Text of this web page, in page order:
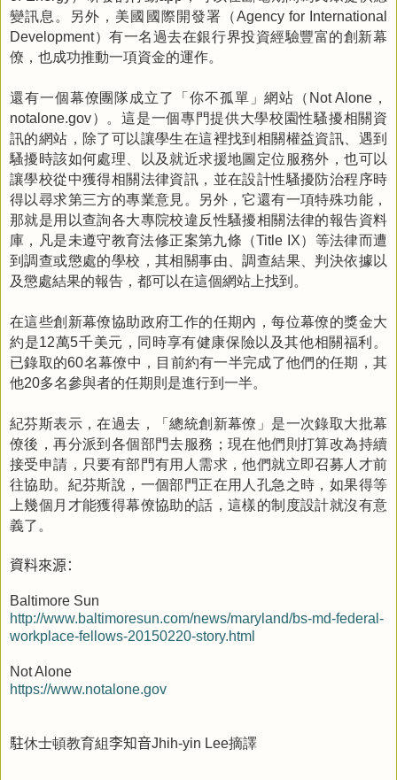
變訊息。另外，美國國際開發署（Agency for International
Development）有一名過去在銀行界投資經驗豐富的創新幕
僚，也成功推動一項資金的運作。
還有一個幕僚團隊成立了「你不孤單」網站（ Not Alone ，
notalone.gov）。這是一個專門提供大學校園性騷擾相關資
訊的網站，除了可以讓學生在這裡找到相關權益資訊、遇到
騷擾時該如何處理、以及就近求援地圖定位服務外，也可以
讓學校從中獲得相關法律資訊，並在設計性騷擾防治程序時
得以尋求第三方的專業意見。另外，它還有一項特殊功能，
那就是用以查詢各大專院校違反性騷擾相關法律的報告資料
庫，凡是未遵守教育法修正案第九條（Title IX）等法律而遭
到調查或懲處的學校，其相關事由、調查結果、判決依據以
及懲處結果的報告，都可以在這個網站上找到。
在這些創新幕僚協助政府工作的任期內，每位幕僚的獎金大
約是12萬5千美元，同時享有健康保險以及其他相關福利。
已錄取的60名幕僚中，目前約有一半完成了他們的任期，其
他20多名參與者的任期則是進行到一半。
紀芬斯表示，在過去，「總統創新幕僚」是一次錄取大批幕
僚後，再分派到各個部門去服務；現在他們則打算改為持續
接受申請，只要有部門有用人需求，他們就立即召募人才前
往協助。紀芬斯說，一個部門正在用人孔急之時，如果得等
上幾個月才能獲得幕僚協助的話，這樣的制度設計就沒有意
義了。
資料來源：
Baltimore Sun
http://www.baltimoresun.com/news/maryland/bs-md-federal-
workplace-fellows-20150220-story.html
Not Alone
https://www.notalone.gov
駐休士頓教育組李知音Jhih-yin Lee摘譯